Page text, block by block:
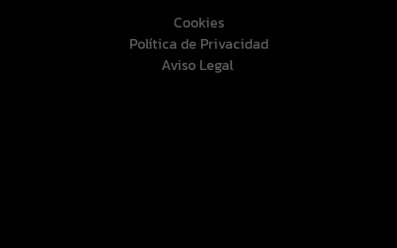
Cookies
Política de Privacidad
Aviso Legal